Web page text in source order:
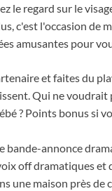
le regard sur le
c'est l'occasion de
amusantes pour
et faites du
Qui ne
? Points bonus si
bande-annonce
off dramatiques et
une maison près de